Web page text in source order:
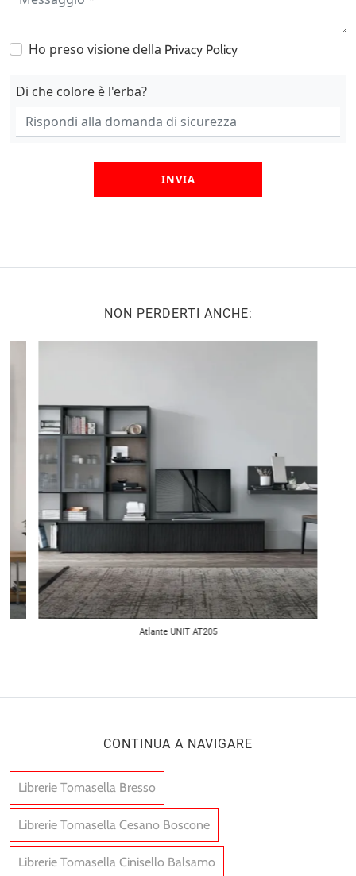
Ho preso visione della Privacy Policy
Di che colore è l'erba?
INVIA
NON PERDERTI ANCHE:
Atlante UNIT AT205
CONTINUA A NAVIGARE
Librerie Tomasella Bresso
Librerie Tomasella Cesano Boscone
Librerie Tomasella Cinisello Balsamo